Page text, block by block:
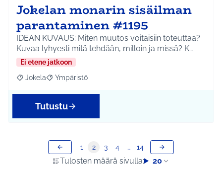
Jokelan monarin sisäilman
parantaminen #1195
IDEAN KUVAUS: Miten muutos voitaisiin toteuttaa?
Kuvaa lyhyesti mitä tehdään, milloin ja missä? K…
Ei etene jatkoon
Rajaa tulokset aihepiirin mukaan: Jokela
Jokela Rajaa tulokset teeman mukaan: Ympäristö
Ympäristö
Tutustu
Tulosten määrä sivulla: 20
1 2 3 4 … 14